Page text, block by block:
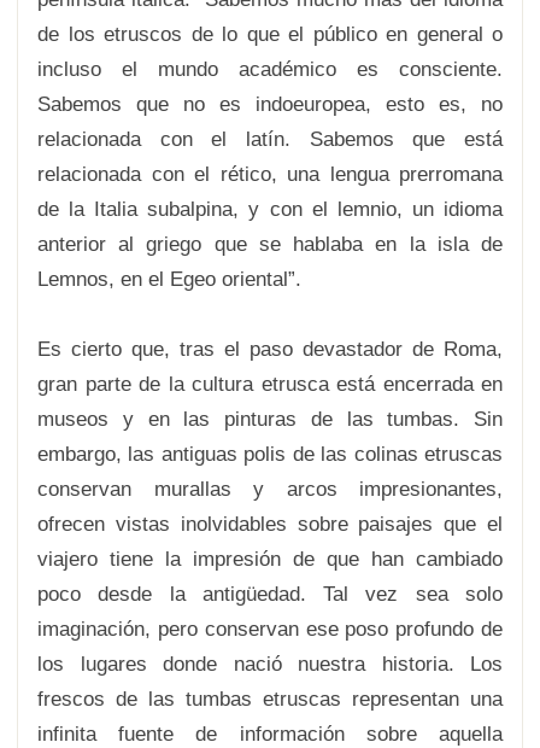
de los etruscos de lo que el público en general o
incluso el mundo académico es consciente.
Sabemos que no es indoeuropea, esto es, no
relacionada con el latín. Sabemos que está
relacionada con el rético, una lengua prerromana
de la Italia subalpina, y con el lemnio, un idioma
anterior al griego que se hablaba en la isla de
Lemnos, en el Egeo oriental”.
Es cierto que, tras el paso devastador de Roma,
gran parte de la cultura etrusca está encerrada en
museos y en las pinturas de las tumbas. Sin
embargo, las antiguas polis de las colinas etruscas
conservan murallas y arcos impresionantes,
ofrecen vistas inolvidables sobre paisajes que el
viajero tiene la impresión de que han cambiado
poco desde la antigüedad. Tal vez sea solo
imaginación, pero conservan ese poso profundo de
los lugares donde nació nuestra historia. Los
frescos de las tumbas etruscas representan una
infinita fuente de información sobre aquella